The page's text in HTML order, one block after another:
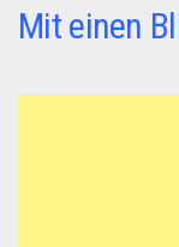
Mit einen